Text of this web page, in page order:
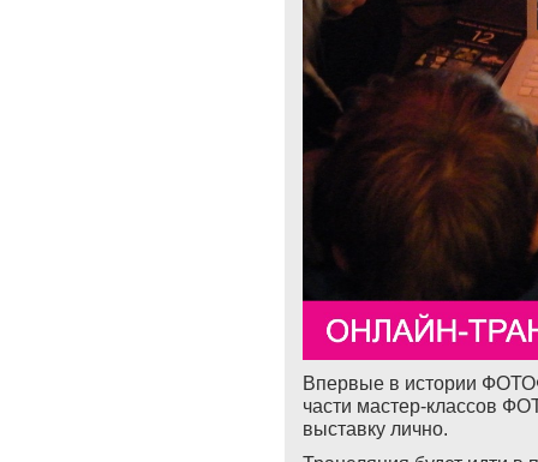
Впервые в истории
части мастер-классов
выставку лично.